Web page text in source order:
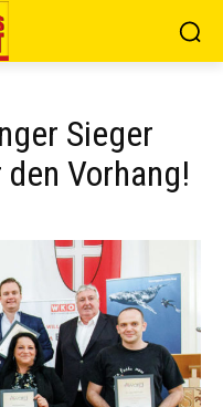
Sieger
Vorhang!